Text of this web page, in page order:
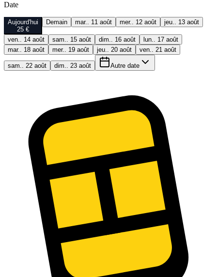
Date
Aujourd'hui
25 €
Demain mar.. 11 août mer.. 12 août jeu.. 13 août
ven.. 14 août sam.. 15 août dim.. 16 août
lun.. 17 août
mar.. 18 août
mer.. 19 août jeu.. 20 août ven.. 21 août
sam.. 22 août dim.. 23 août Autre date